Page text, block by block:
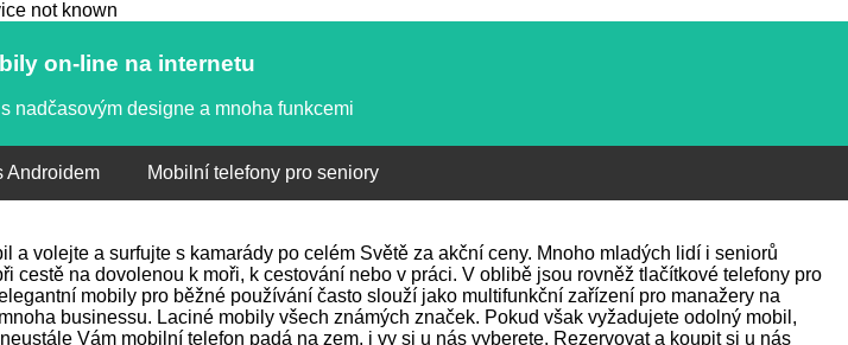
not known
on-line na internetu
nadčasovým designe a mnoha funkcemi
Androidem Mobilní telefony pro seniory
a volejte a surfujte s kamarády po celém Světě za akční ceny. Mnoho mladých lidí i seniorů
cestě na dovolenou k moři, k cestování nebo v práci. V oblibě jsou rovněž tlačítkové telefony pro
mobily pro běžné používání často slouží jako multifunkční zařízení pro manažery na
businessu. Laciné mobily všech známých značek. Pokud však vyžadujete odolný mobil,
Vám mobilní telefon padá na zem, i vy si u nás vyberete. Rezervovat a koupit si u nás